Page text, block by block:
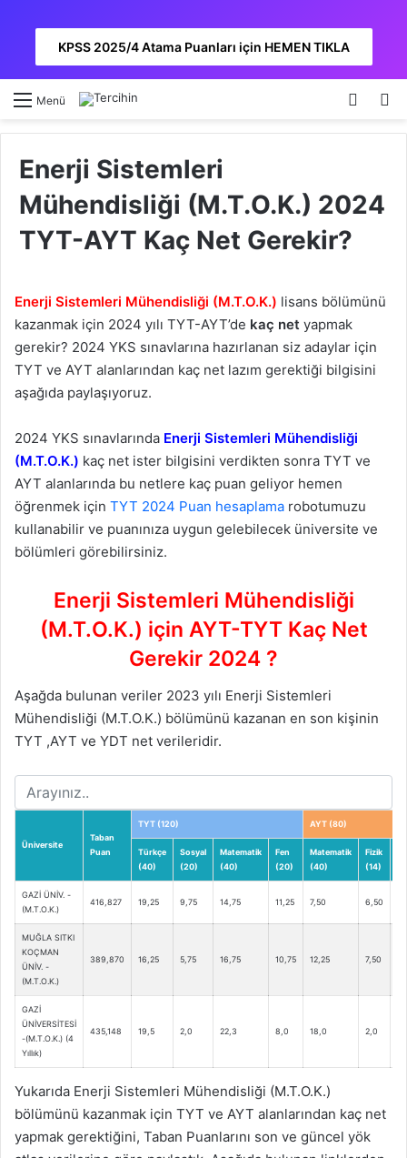
KPSS 2025/4 Atama Puanları için HEMEN TIKLA
Menü Kayıt
Enerji Sistemleri
Mühendisliği (M.T.O.K.) 2024
TYT-AYT Kaç Net Gerekir?
Enerji Sistemleri Mühendisliği (M.T.O.K.) lisans bölümünü
kazanmak için 2024 yılı TYT-AYT’de kaç net yapmak
gerekir? 2024 YKS sınavlarına hazırlanan siz adaylar için
TYT ve AYT alanlarından kaç net lazım gerektiği bilgisini
aşağıda paylaşıyoruz.
2024 YKS sınavlarında Enerji Sistemleri Mühendisliği
(M.T.O.K.) kaç net ister bilgisini verdikten sonra TYT ve
AYT alanlarında bu netlere kaç puan geliyor hemen
öğrenmek için TYT 2024 Puan hesaplama robotumuzu
kullanabilir ve puanınıza uygun gelebilecek üniversite ve
bölümleri görebilirsiniz.
Enerji Sistemleri Mühendisliği
(M.T.O.K.) için AYT-TYT Kaç Net
Gerekir 2024 ?
Aşağda bulunan veriler 2023 yılı Enerji Sistemleri
Mühendisliği (M.T.O.K.) bölümünü kazanan en son kişinin
TYT ,AYT ve YDT net verileridir.
Üniversite
Taban
Puan
TYT (120) AYT (80)
Türkçe
(40)
Sosyal
(20)
Matematik
(40)
Fen
(20)
Matematik
(40)
Fizik
(14)
GAZİ ÜNİV. -
(M.T.O.K.)
416,827 19,25 9,75 14,75 11,25 7,50 6,50
MUĞLA SITKI
KOÇMAN
ÜNİV. -
(M.T.O.K.)
389,870 16,25 5,75 16,75 10,75 12,25 7,50
GAZİ
ÜNİVERSİTESİ
-(M.T.O.K.) (4
Yıllık)
435,148 19,5 2,0 22,3 8,0 18,0 2,0
Yukarıda Enerji Sistemleri Mühendisliği (M.T.O.K.)
bölümünü kazanmak için TYT ve AYT alanlarından kaç net
yapmak gerektiğini, Taban Puanlarını son ve güncel yök